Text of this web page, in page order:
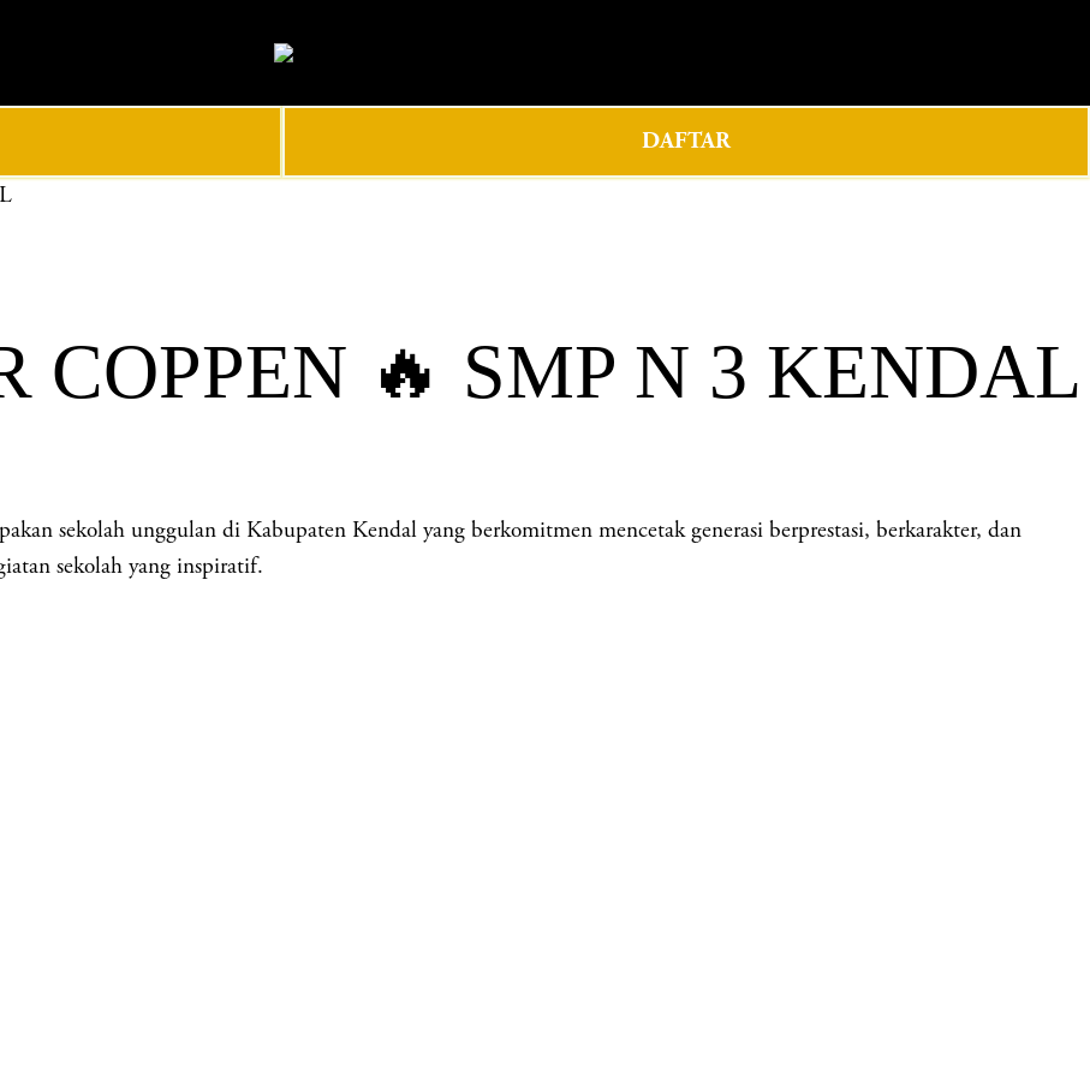
DAFTAR
COPPEN 🔥 SMP N 3 KENDAL
sekolah unggulan di Kabupaten Kendal yang berkomitmen mencetak generasi berprestasi, berkarakter, dan
sekolah yang inspiratif.